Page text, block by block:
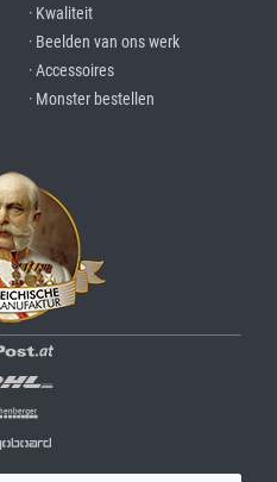
· Kwaliteit
· Beelden van ons werk
· Accessoires
· Monster bestellen